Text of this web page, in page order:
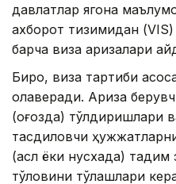
давлатлар ягона
ахборот тизимидан
барча виза аризалари
Бироқ, виза тартиби
қолаверади. Ариза
(қоғозда) тўлдиришлари
тасдиқловчи
(асл ёки нусхада)
тўловини тўлашлари